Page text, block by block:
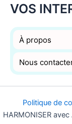
VOS
À propos
Nous
Politique de
HARMONISER